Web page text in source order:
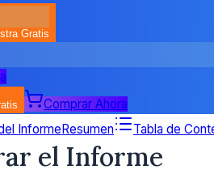
Gratis
Comprar Ahora
InformeResumen Tabla de
el Informe